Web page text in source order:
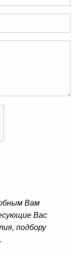
Вам
Вас
подбору